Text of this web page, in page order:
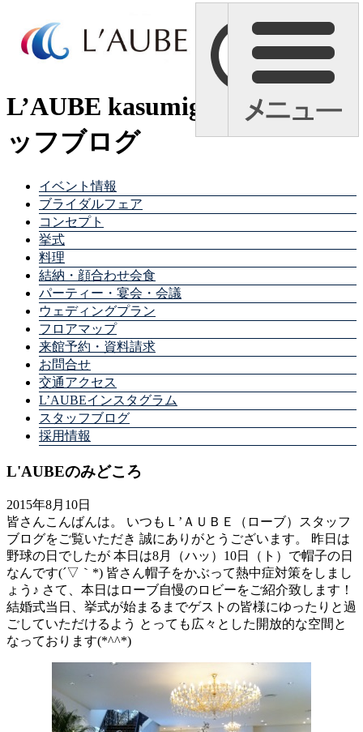
L’AUBE kasumigaura スタ
ッフブログ
イベント情報
ブライダルフェア
コンセプト
挙式
料理
結納・顔合わせ会食
パーティー・宴会・会議
ウェディングプラン
フロアマップ
来館予約・資料請求
お問合せ
交通アクセス
L’AUBEインスタグラム
スタッフブログ
採用情報
L'AUBEのみどころ
2015年8月10日
皆さんこんばんは。 いつもＬ’ＡＵＢＥ（ローブ）スタッフ
ブログをご覧いただき 誠にありがとうございます。 昨日は
野球の日でしたが 本日は8月（ハッ）10日（ト）で帽子の日
なんです(´▽｀*) 皆さん帽子をかぶって熱中症対策をしまし
ょう♪ さて、本日はローブ自慢のロビーをご紹介致します！
結婚式当日、挙式が始まるまでゲストの皆様にゆったりと過
ごしていただけるよう とっても広々とした開放的な空間と
なっております(*^^*)